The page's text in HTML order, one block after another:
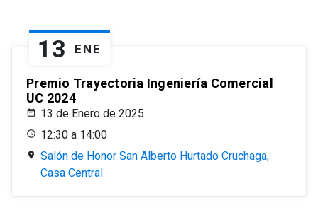
13 ENE
Premio Trayectoria Ingeniería Comercial
UC 2024
13 de Enero de 2025
12:30 a 14:00
Salón de Honor San Alberto Hurtado Cruchaga,
Casa Central